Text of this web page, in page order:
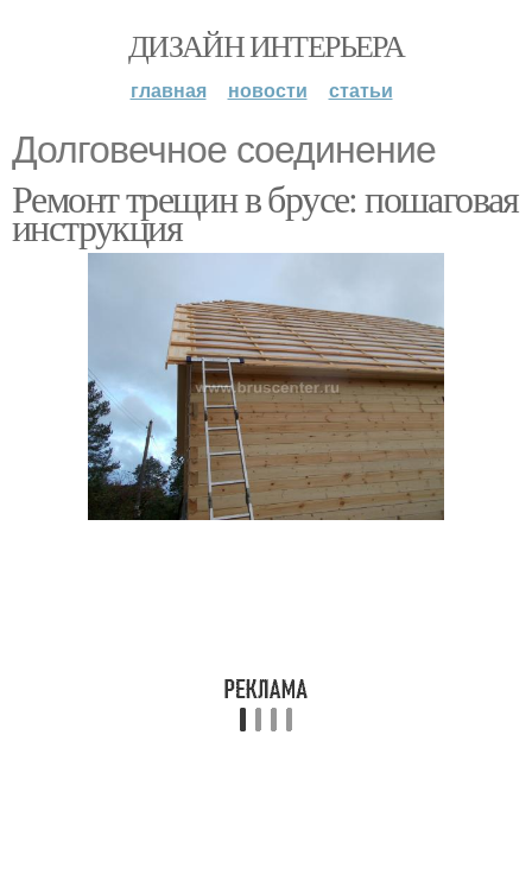
ДИЗАЙН ИНТЕРЬЕРА
главная новости статьи
Долговечное соединение
Ремонт трещин в брусе: пошаговая
инструкция